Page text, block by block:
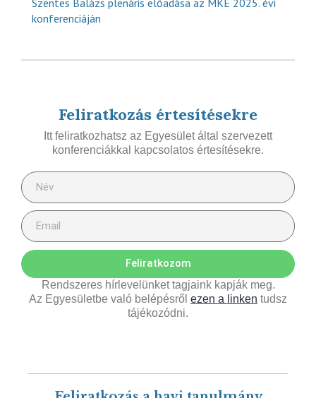
konferenciáján
Feliratkozás értesítésekre
Itt feliratkozhatsz az Egyesület által szervezett
konferenciákkal kapcsolatos értesítésekre.
Feliratkozom
Rendszeres hírlevelünket tagjaink kapják meg.
Az Egyesületbe való belépésről ezen a linken tudsz
tájékozódni.